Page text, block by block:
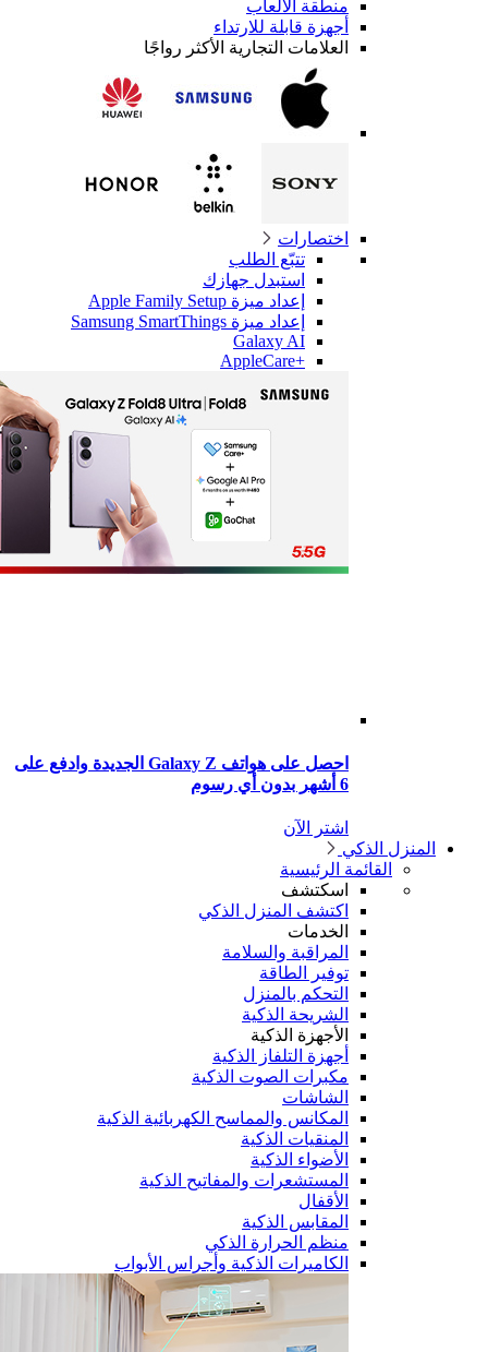
منطقة الألعاب
أجهزة قابلة للارتداء
العلامات التجارية الأكثر رواجًا
اختصارات
تتبّع الطلب
استبدل جهازك
إعداد ميزة Apple Family Setup
إعداد ميزة Samsung SmartThings
Galaxy AI
احصل على هواتف Galaxy Z الجديدة وادفع على
الذكي
القائمة الرئيسية
اسكتشف
اكتشف المنزل الذكي
الخدمات
المراقبة والسلامة
توفير الطاقة
التحكم بالمنزل
الشريحة الذكية
الأجهزة الذكية
أجهزة التلفاز الذكية
مكبرات الصوت الذكية
الشاشات
المكانس والمماسح الكهربائية الذكية
المنقيات الذكية
الأضواء الذكية
المستشعرات والمفاتيح الذكية
الأقفال
المقابس الذكية
منظم الحرارة الذكي
الكاميرات الذكية وأجراس الأبواب